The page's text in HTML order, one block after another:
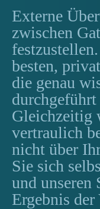
Externe
zwischen
besten,
die genau
Gleichzeitig
vertraulich
nicht über
Sie sich
und unseren
Ergebnis